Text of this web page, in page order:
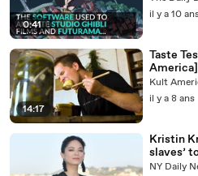
0:41
il y a 10
14:17
Taste
America]
Kult
il y a 8 ans
Kristin
slaves’
NY Daily